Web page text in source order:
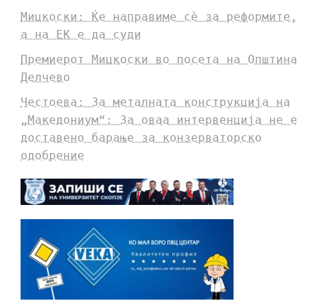
Мицкоски: Ќе направиме сè за реформите,
а на ЕК е да суди
Премиерот Мицкоски во посета на Општина
Делчево
Честоева: За металната конструкција на
„Македониум“: За оваа интервенција не е
доставено барање за конзерваторско
одобрение